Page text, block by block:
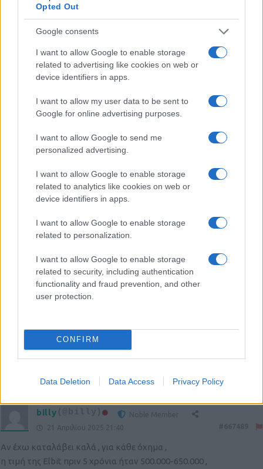
Opted Out
Google consents
I want to allow Google to enable storage
related to advertising like cookies on web or
device identifiers in apps.
I want to allow my user data to be sent to
Google for online advertising purposes.
I want to allow Google to send me
personalized advertising.
I want to allow Google to enable storage
related to analytics like cookies on web or
device identifiers in apps.
I want to allow Google to enable storage
related to personalization.
I want to allow Google to enable storage
related to security, including authentication
functionality and fraud prevention, and other
user protection.
CONFIRM
Data Deletion Data Access Privacy Policy
Please login to comment
COMMENTS
zap (@zap)
Noble Member
Ας προχωρήσουμε επιτελους απο το Μ113 σε κατι πιο συγχρονο!
Δεν χρειαζομαστε το καλυτερο. Ενα σχεδιασης σχετικα
προσφατης και ειμαστε μια χαρα και ας ειναι και βραζιλιανικο.
billy (@billy)
Noble Member
21 Απριλίου 2025 21:40
Αν έχω καταλάβει καλά , για κάθε όχημα ,
η τιμή της Elbit πριν 5 χρόνια ήταν 500.000-650.000 ,